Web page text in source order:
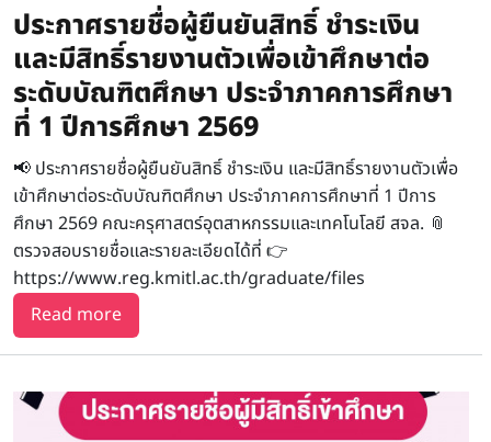
ประกาศรายชื่อผู้ยืนยันสิทธิ์ ชำระเงิน
และมีสิทธิ์รายงานตัวเพื่อเข้าศึกษาต่อ
ระดับบัณฑิตศึกษา ประจำภาคการศึกษา
ที่ 1 ปีการศึกษา 2569
📢 ประกาศรายชื่อผู้ยืนยันสิทธิ์ ชำระเงิน และมีสิทธิ์รายงานตัวเพื่อ
เข้าศึกษาต่อระดับบัณฑิตศึกษา ประจำภาคการศึกษาที่ 1 ปีการ
ศึกษา 2569 คณะครุศาสตร์อุตสาหกรรมและเทคโนโลยี สจล. 📎
ตรวจสอบรายชื่อและรายละเอียดได้ที่ 👉
https://www.reg.kmitl.ac.th/graduate/files
Read moreabout ประกาศรายชื่อผู้ยืนยันสิทธิ์ ชำระเงิน และมีสิ